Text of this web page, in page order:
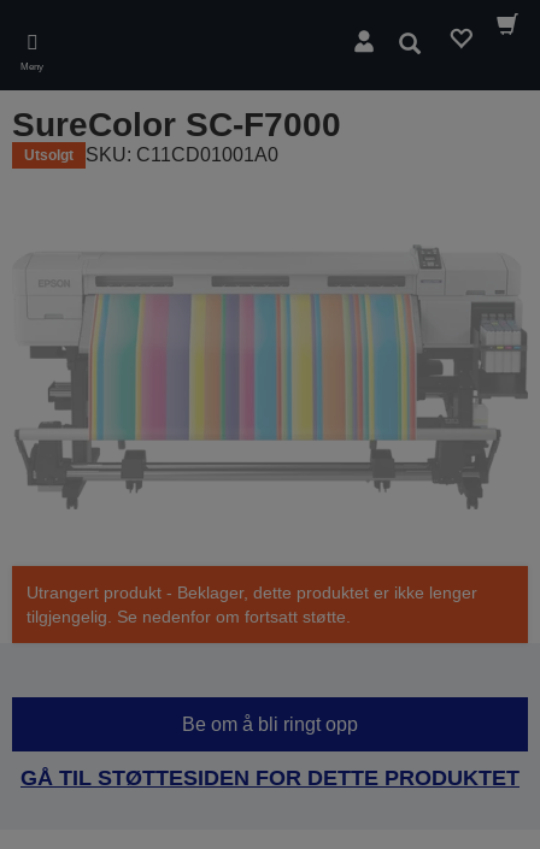
main
content
Meny
Søk
SureColor SC-F7000
Utsolgt SKU: C11CD01001A0
Utrangert produkt - Beklager, dette produktet er ikke lenger
tilgjengelig. Se nedenfor om fortsatt støtte.
Be om å bli ringt opp
GÅ TIL STØTTESIDEN FOR DETTE PRODUKTET